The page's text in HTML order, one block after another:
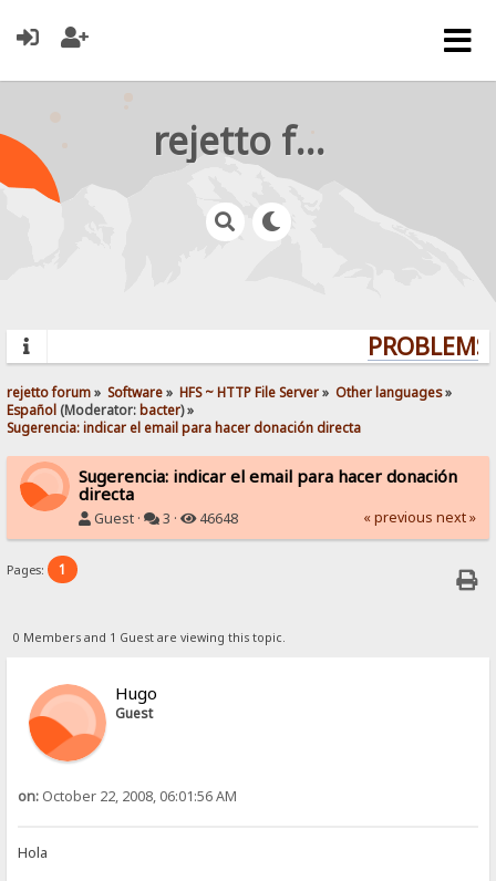
rejetto forum
rejetto forum» Software» HFS ~ HTTP File Server» Other languages»
Español (Moderator: bacter) »
Sugerencia: indicar el email para hacer donación directa
Sugerencia: indicar el email para hacer donación
directa
Guest · 3 · 46648 « previous next »
Pages: 1
0 Members and 1 Guest are viewing this topic.
Hugo
Guest
on: October 22, 2008, 06:01:56 AM
Hola